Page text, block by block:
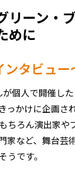
リーン・
めに
ンタビュー
個人で開催し
っかけに企画さ
ちろん演出家や
家など、舞台芸
うです。